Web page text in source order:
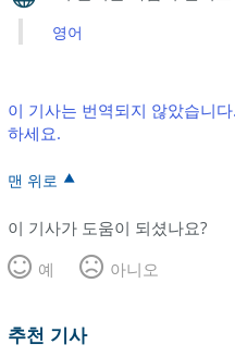
영어
이 기사는 번역되지 않았습니
하세요.
맨 위로
이 기사가 도움이 되셨나요?
예
아니오
추천 기사